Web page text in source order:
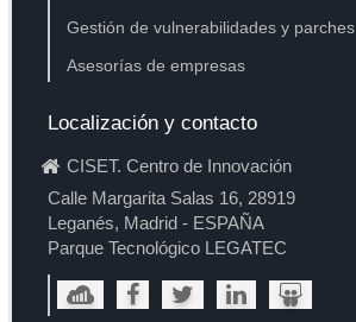
Gestión de vulnerabilidades y parches
Asesorías de empresas
Localización y contacto
CISET. Centro de Innovación
Calle Margarita Salas 16, 28919
Leganés, Madrid - ESPAÑA
Parque Tecnológico LEGATEC